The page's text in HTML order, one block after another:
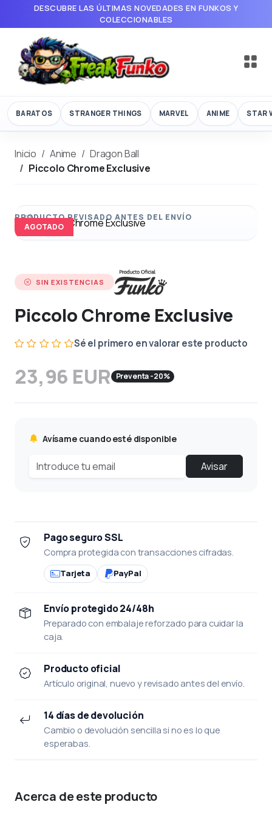
DESCUBRE LAS ÚLTIMAS NOVEDADES EN FUNKOS Y
COLECCIONABLES
BARATOS STRANGER THINGS MARVEL ANIME STAR
Inicio Anime
Dragon Ball
Piccolo Chrome Exclusive
AGOTADO
SIN EXISTENCIAS
Piccolo Chrome Exclusive
Sé el primero en valorar este producto
23,96 EUR Preventa -20%
Avísame cuando esté disponible
Avisar
Pago seguro SSL
Compra protegida con transacciones cifradas.
Tarjeta PayPal
Envío protegido 24/48h
Preparado con embalaje reforzado para cuidar la
caja.
Producto oficial
Artículo original, nuevo y revisado antes del envío.
14 días de devolución
Cambio o devolución sencilla si no es lo que
esperabas.
Acerca de este producto